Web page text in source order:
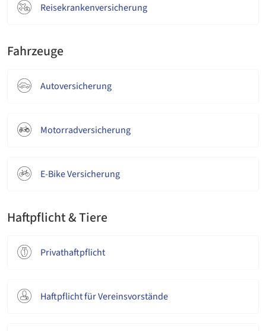
Reisekrankenversicherung
Fahrzeuge
Autoversicherung
Motorradversicherung
E-Bike Versicherung
Haftpflicht & Tiere
Privathaftpflicht
Haftpflicht für Vereinsvorstände